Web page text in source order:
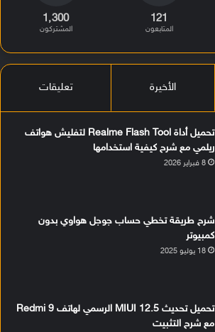
121
المتابعون
1٬300
المشتركون
الأخيرة تعليقات
تحميل أداة Realme Flash Tool لتفليش هواتف
ريلمي مع شرح كيفية استخدامها
8 فبراير 2026
شرح طريقة تخطي حساب جوجل هواوي بدون
كمبيوتر
18 يوليو 2025
تحميل تحديث MIUI 12.5 الرسمي لهاتف Redmi 9
مع شرح التثبيت